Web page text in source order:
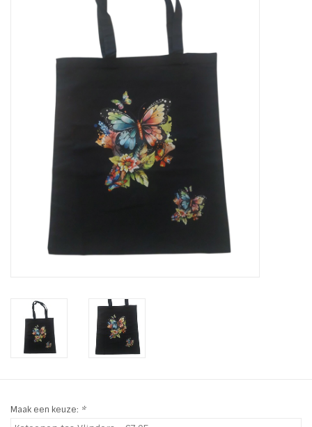
ON THE BEACH
Charmin*s
Ohlala Jewels
LIFESTYLE PRODUCTEN
SALE
Maak een keuze: *